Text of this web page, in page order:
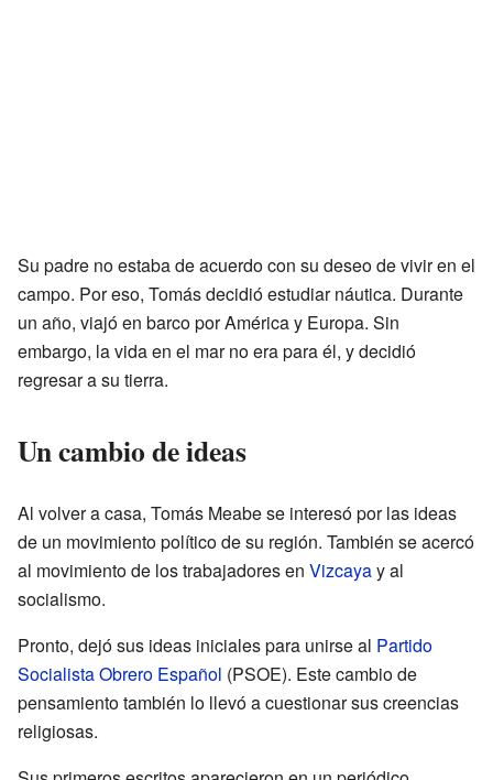
Su padre no estaba de acuerdo con su deseo de vivir en el
campo. Por eso, Tomás decidió estudiar náutica. Durante
un año, viajó en barco por América y Europa. Sin
embargo, la vida en el mar no era para él, y decidió
regresar a su tierra.
Un cambio de ideas
Al volver a casa, Tomás Meabe se interesó por las ideas
de un movimiento político de su región. También se acercó
al movimiento de los trabajadores en Vizcayay al
socialismo.
Pronto, dejó sus ideas iniciales para unirse al Partido
Socialista Obrero Español (PSOE). Este cambio de
pensamiento también lo llevó a cuestionar sus creencias
religiosas.